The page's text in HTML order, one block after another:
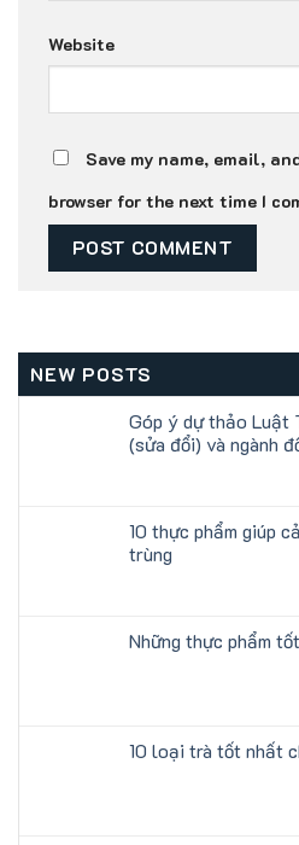
Website
Save my name, email,
browser for the next time I
NEW POSTS
Góp ý dự thảo Luật
(sửa đổi) và ngành
10 thực phẩm giúp
trùng
Những thực phẩm
10 loại trà tốt nhất